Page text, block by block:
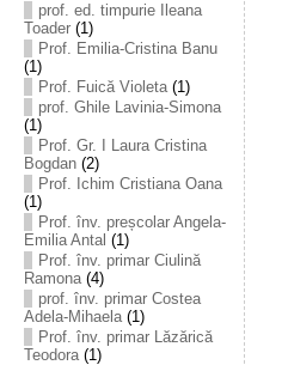
prof. ed. timpurie Ileana
Toader(1)
Prof. Emilia-Cristina Banu
(1)
Prof. Fuică Violeta(1)
prof. Ghile Lavinia-Simona
(1)
Prof. Gr. I Laura Cristina
Bogdan(2)
Prof. Ichim Cristiana Oana
(1)
Prof. înv. preșcolar Angela-
Emilia Antal (1)
Prof. înv. primar Ciulină
Ramona(4)
prof. înv. primar Costea
Adela-Mihaela(1)
Prof. înv. primar Lăzărică
Teodora(1)